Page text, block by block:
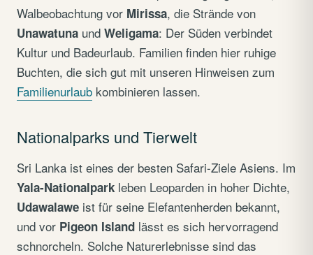
Walbeobachtung vor Mirissa, die Strände von
Unawatuna und Weligama: Der Süden verbindet
Kultur und Badeurlaub. Familien finden hier ruhige
Buchten, die sich gut mit unseren Hinweisen zum
Familienurlaub kombinieren lassen.
Nationalparks und Tierwelt
Sri Lanka ist eines der besten Safari-Ziele Asiens. Im
Yala-Nationalpark leben Leoparden in hoher Dichte,
Udawalawe ist für seine Elefantenherden bekannt,
und vor Pigeon Island lässt es sich hervorragend
schnorcheln. Solche Naturerlebnisse sind das